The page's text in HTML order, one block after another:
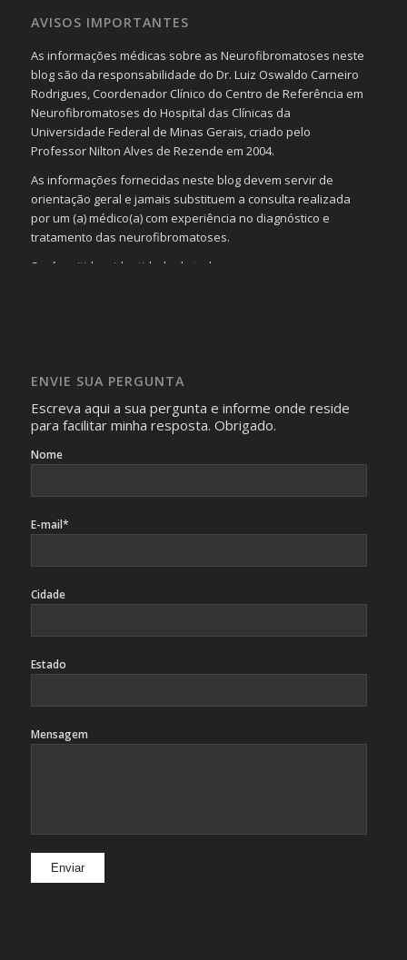
AVISOS IMPORTANTES
As informações médicas sobre as Neurofibromatoses neste
blog são da responsabilidade do Dr. Luiz Oswaldo Carneiro
Rodrigues, Coordenador Clínico do Centro de Referência em
Neurofibromatoses do Hospital das Clínicas da
Universidade Federal de Minas Gerais, criado pelo
Professor Nilton Alves de Rezende em 2004.
As informações fornecidas neste blog devem servir de
orientação geral e jamais substituem a consulta realizada
por um (a) médico(a) com experiência no diagnóstico e
tratamento das neurofibromatoses.
Será omitida a identidade de todas as pessoas que
identificação da pessoa fotografada.
ENVIE SUA PERGUNTA
Escreva aqui a sua pergunta e informe onde reside
para facilitar minha resposta. Obrigado.
Nome
E-mail*
Cidade
Estado
Mensagem